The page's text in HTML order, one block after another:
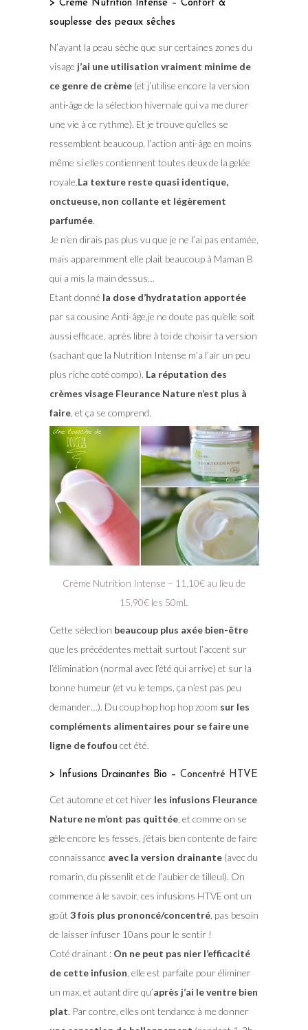
> Crème Nutrition Intense – Confort &
souplesse des peaux sêches
N’ayant la peau sèche que sur certaines zones du
visage j’ai une utilisation vraiment minime de
ce genre de crème(et j’utilise encore la version
anti-âge de la sélection hivernale qui va me durer
une vie à ce rythme). Et je trouve qu’elles se
ressemblent beaucoup, l’action anti-âge en moins
même si elles contiennent toutes deux de la gelée
royale.La texture reste quasi identique,
onctueuse, non collante et légèrement
parfumée.
Je n’en dirais pas plus vu que je ne l’ai pas entamée,
mais apparemment elle plait beaucoup à Maman B
qui a mis la main dessus…
Etant donné la dose d’hydratation apportée
par sa cousine Anti-âge,je ne doute pas qu’elle soit
aussi efficace, après libre à toi de choisir ta version
(sachant que la Nutrition Intense m’a l’air un peu
plus riche coté compo). La réputation des
crèmes visage Fleurance Nature n’est plus à
faire, et ça se comprend.
Crème Nutrition Intense – 11,10€ au lieu de
15,90€ les 50mL
Cette sélection beaucoup plus axée bien-être
que les précédentes mettait surtout l’accent sur
l’élimination (normal avec l’été qui arrive) et sur la
bonne humeur (et vu le temps, ça n’est pas peu
demander…). Du coup hop hop hop zoom sur les
compléments alimentaires pour se faire une
ligne de foufou cet été.
> Infusions Drainantes Bio – Concentré HTVE
Cet automne et cet hiver les infusions Fleurance
Nature ne m’ont pas quittée, et comme on se
gèle encore les fesses, j’étais bien contente de faire
connaissance avec la version drainante(avec du
romarin, du pissenlit et de l’aubier de tilleul). On
commence à le savoir, ces infusions HTVE ont un
goût 3 fois plus prononcé/concentré, pas besoin
de laisser infuser 10ans pour le sentir !
Coté drainant : On ne peut pas nier l’efficacité
de cette infusion , elle est parfaite pour éliminer
un max, et autant dire qu’après j’ai le ventre bien
plat. Par contre, elles ont tendance à me donner